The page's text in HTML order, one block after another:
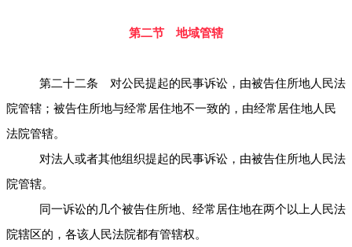
第二节 地域管辖
第二十二条 对公民提起的民事诉讼，由被告住所地人民法
院管辖；被告住所地与经常居住地不一致的，由经常居住地人民
法院管辖。
对法人或者其他组织提起的民事诉讼，由被告住所地人民法
院管辖。
同一诉讼的几个被告住所地、经常居住地在两个以上人民法
院辖区的，各该人民法院都有管辖权。